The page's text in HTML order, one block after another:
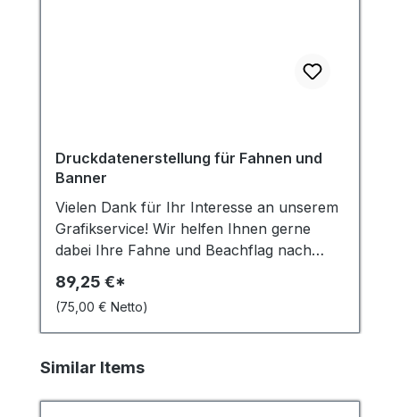
Druckdatenerstellung für Fahnen und
Banner
Vielen Dank für Ihr Interesse an unserem
Grafikservice! Wir helfen Ihnen gerne
dabei Ihre Fahne und Beachflag nach
Ihren Vorgaben zu entwerfen. Um die
Druckdaten zu erstellen, benötigen wir
von Ihnen folgende Informationen: Ihr
Firmen- oder Vereinslogo als Datei Die
gewünschten Farben, Texte und Schriftart
Bildmaterial als Datei in bester Auflösung
Sobald wir diese Informationen von Ihnen
89,25 €*
(75,00 € Netto)
Produktgalerie überspringen
Similar Items